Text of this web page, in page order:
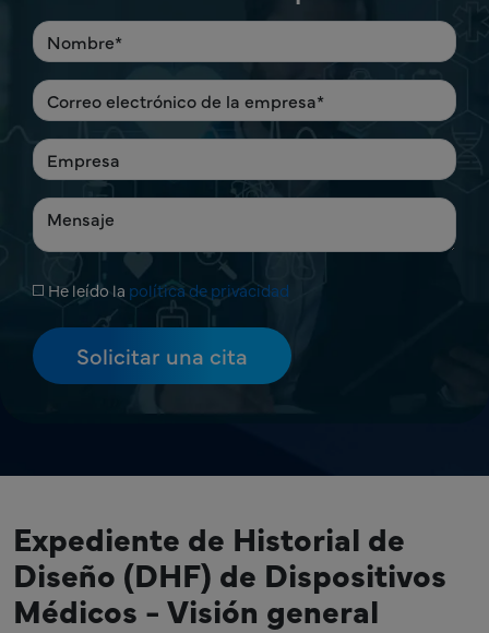
He leído la política de privacidad
Expediente de Historial de
Diseño (DHF) de Dispositivos
Médicos - Visión general